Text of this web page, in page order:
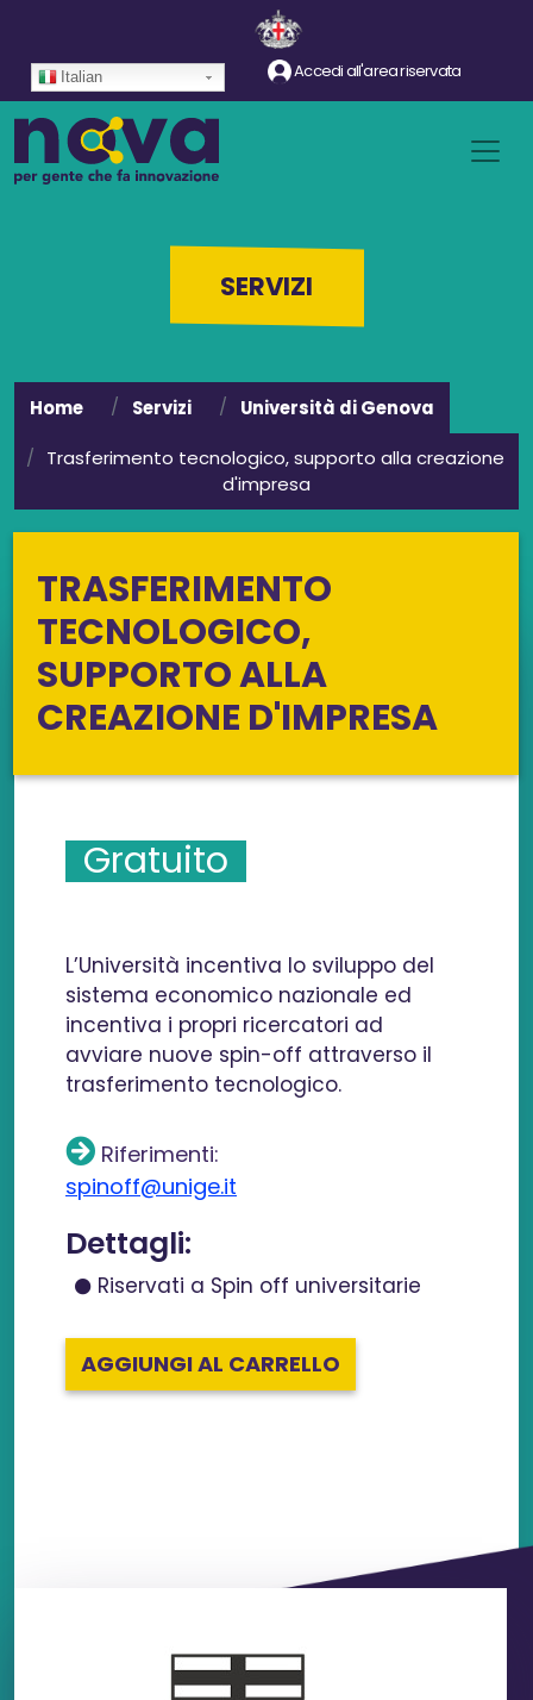
Salta al contenuto principale
Italian Accedi all'area riservata
SERVIZI
Home Servizi
Università di Genova
Trasferimento tecnologico, supporto alla creazione
d'impresa
TRASFERIMENTO
TECNOLOGICO,
SUPPORTO ALLA
CREAZIONE D'IMPRESA
Gratuito
L’Università incentiva lo sviluppo del
sistema economico nazionale ed
incentiva i propri ricercatori ad
avviare nuove spin-off attraverso il
trasferimento tecnologico.
Riferimenti:
spinoff@unige.it
Dettagli:
Riservati a Spin off universitarie
AGGIUNGI AL CARRELLO